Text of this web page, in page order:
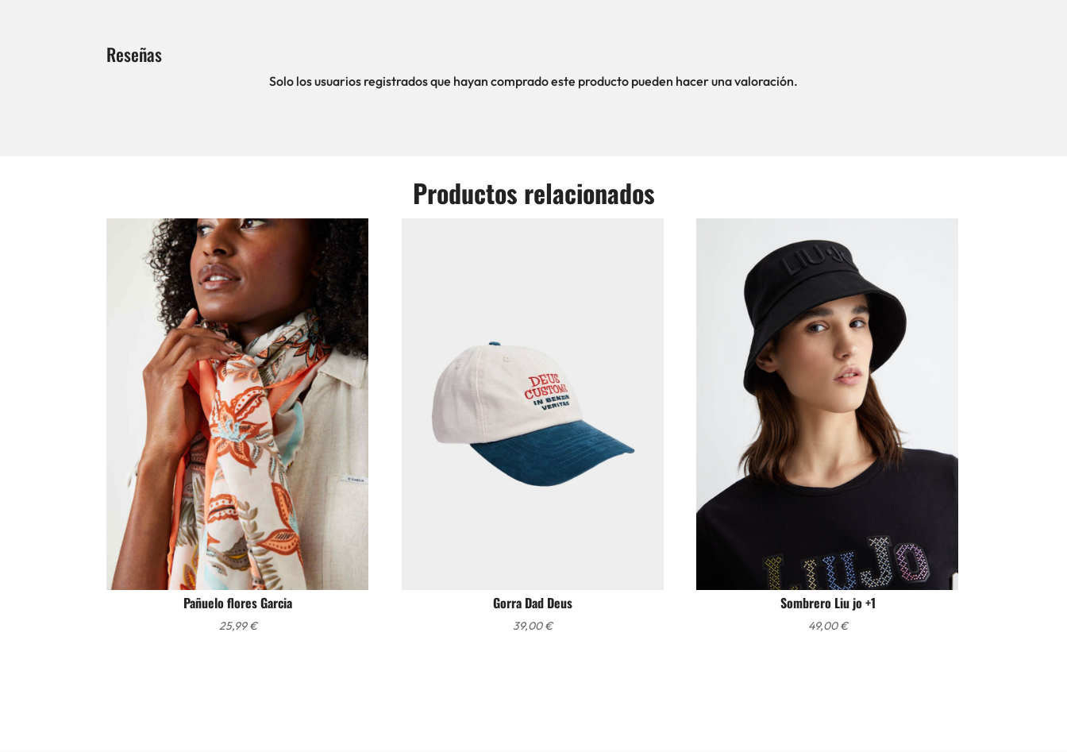
Reseñas
Solo los usuarios registrados que hayan comprado este producto pueden hacer una valoración.
Productos relacionados
Pañuelo flores Garcia
25,99€
Gorra Dad Deus
39,00€
Sombrero Liu jo +1
49,00€